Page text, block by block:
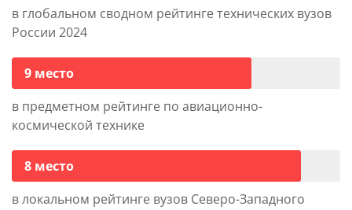
в глобальном сводном рейтинге технических вузов
России 2024
9 место
в предметном рейтинге по авиационно-
космической технике
8 место
в локальном рейтинге вузов Северо-Западного